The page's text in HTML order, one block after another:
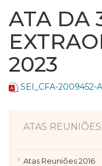
ATA DA
2023
SEI_CFA-2009452-
ATAS REUNIÕES
Atas Reuniões 2016